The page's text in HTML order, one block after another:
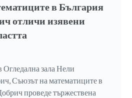
в България
отличи изявени
зала Нели
Съюзът на математиците в
проведе тържествена